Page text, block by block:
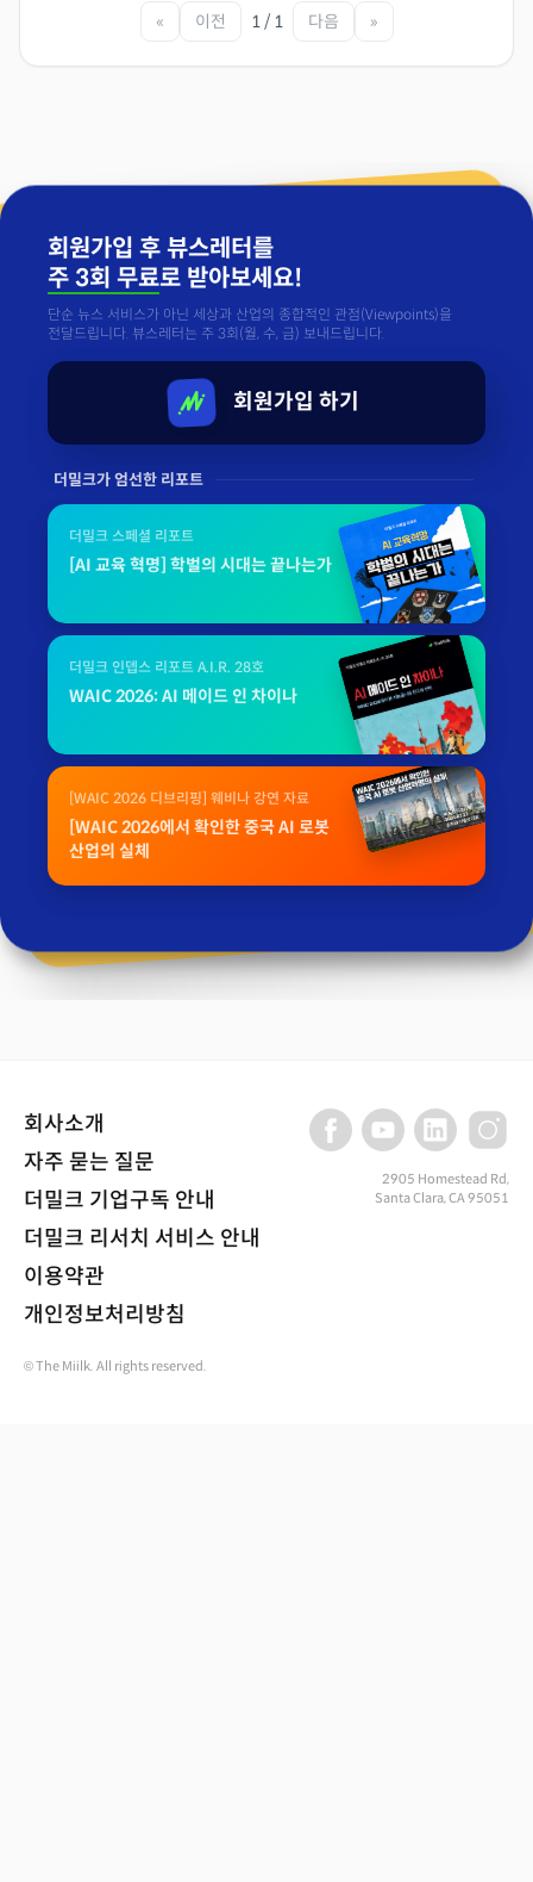
« 이전 1 / 1 다음 »
회원가입 후 뷰스레터를
주 3회 무료로 받아보세요!
단순 뉴스 서비스가 아닌 세상과 산업의 종합적인 관점(Viewpoints)을
전달드립니다. 뷰스레터는 주 3회(월, 수, 금) 보내드립니다.
회원가입 하기
더밀크가 엄선한 리포트
더밀크 스페셜 리포트
[AI 교육 혁명] 학벌의 시대는 끝나는가
더밀크 인뎁스 리포트 A.I.R. 28호
WAIC 2026: AI 메이드 인 차이나
[WAIC 2026 디브리핑] 웨비나 강연 자료
[WAIC 2026에서 확인한 중국 AI 로봇
산업의 실체
회사소개
자주 묻는 질문
더밀크 기업구독 안내
더밀크 리서치 서비스 안내
이용약관
개인정보처리방침
2905 Homestead Rd,
Santa Clara, CA 95051
© The Miilk. All rights reserved.